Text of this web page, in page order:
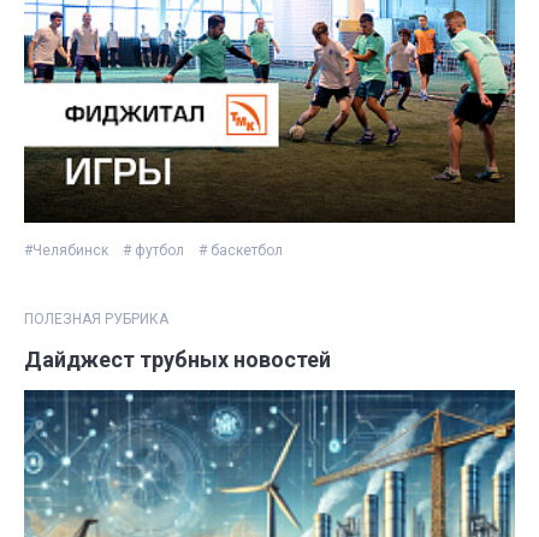
#Челябинск # футбол # баскетбол
ПОЛЕЗНАЯ РУБРИКА
Дайджест трубных новостей